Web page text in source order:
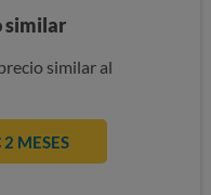
similar
similar al
MESES